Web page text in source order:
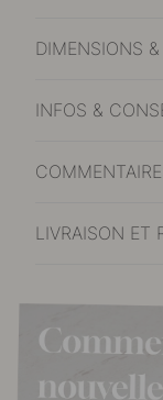
DIMENSIONS
INFOS &
LIVRAISON ET